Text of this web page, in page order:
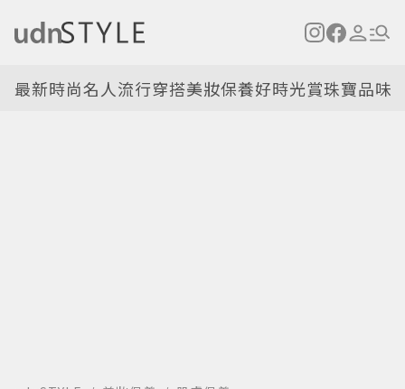
最新時尚名人流行穿搭美妝保養好時光賞珠寶品味